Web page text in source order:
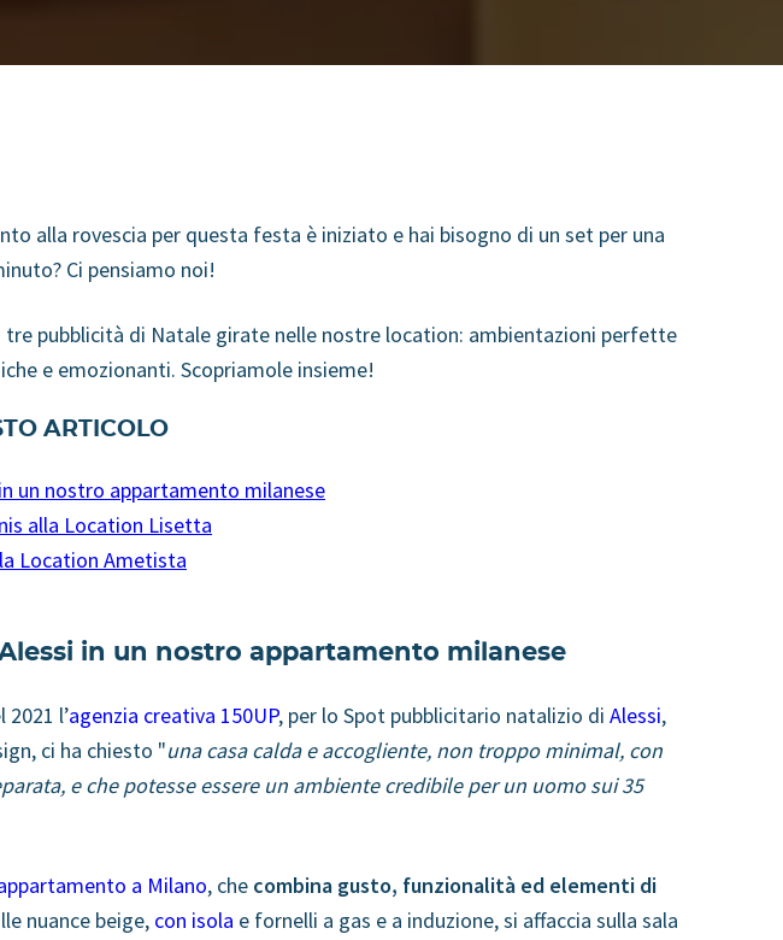
alla rovescia per questa festa è iniziato e hai bisogno di un set per una
Ci pensiamo noi!
pubblicità di Natale girate nelle nostre location: ambientazioni perfette
e emozionanti. Scopriamole insieme!
ARTICOLO
un nostro appartamento milanese
alla Location Lisetta
Location Ametista
Alessi in un nostro appartamento milanese
l’agenzia creativa 150UP, per lo Spot pubblicitario natalizio di Alessi,
ci ha chiesto "unacasa calda e accogliente, non troppo minimal, con
e che potesse essere un ambiente credibile per un uomo sui 35
a Milano, che combina gusto, funzionalità ed elementi di
nuance beige, con isola e fornelli a gas e a induzione, si affaccia sulla sala